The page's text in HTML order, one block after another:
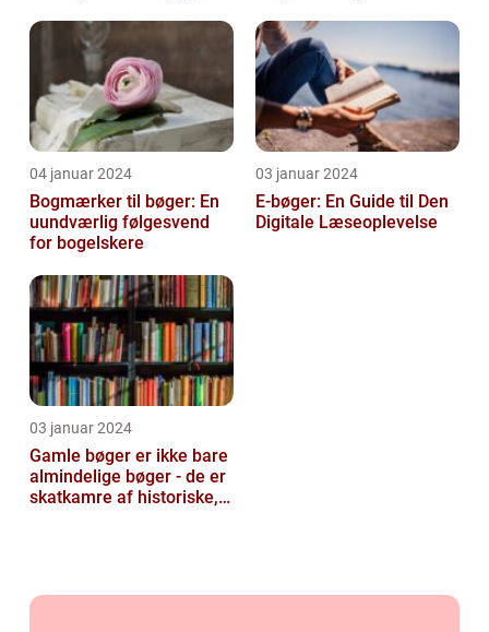
adgang til et utal af l...
04 januar 2024
Bogmærker til bøger: En
uundværlig følgesvend
for bogelskere
03 januar 2024
E-bøger: En Guide til Den
Digitale Læseoplevelse
03 januar 2024
Gamle bøger er ikke bare
almindelige bøger - de er
skatkamre af historiske,